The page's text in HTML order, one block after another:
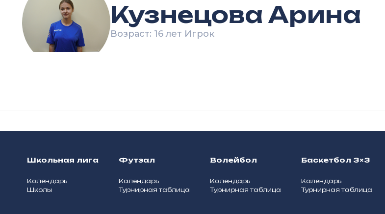
Кузнецова Арина
Возраст: 16 лет Игрок
Школьная лига
Календарь
Школы
Футзал
Календарь
Турнирная таблица
Волейбол
Календарь
Турнирная таблица
Баскетбол 3×3
Календарь
Турнирная таблица